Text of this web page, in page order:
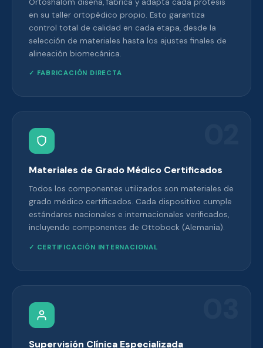
en su taller ortopédico propio. Esto garantiza
control total de calidad en cada etapa, desde la
selección de materiales hasta los ajustes finales de
alineación biomecánica.
✓ FABRICACIÓN DIRECTA
Materiales de Grado Médico Certificados
Todos los componentes utilizados son materiales de
grado médico certificados. Cada dispositivo cumple
estándares nacionales e internacionales verificados,
incluyendo componentes de Ottobock (Alemania).
✓ CERTIFICACIÓN INTERNACIONAL
Supervisión Clínica Especializada